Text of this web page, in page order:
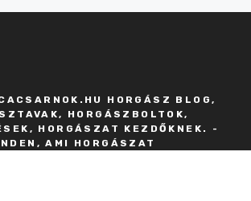
HORGÁSZ BLOG,
HORGÁSZBOLTOK,
HORGÁSZAT KEZDŐKNEK. -
AMI HORGÁSZAT